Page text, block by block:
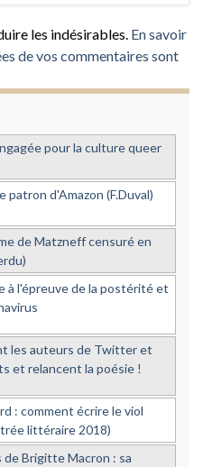
les indésirables. En savoir
de vos commentaires sont
pour la culture queer
patron d'Amazon (F.Duval)
de Matzneff censuré en
à l'épreuve de la postérité et
les auteurs de Twitter et
et relancent la poésie !
: comment écrire le viol
littéraire 2018)
Brigitte Macron : sa